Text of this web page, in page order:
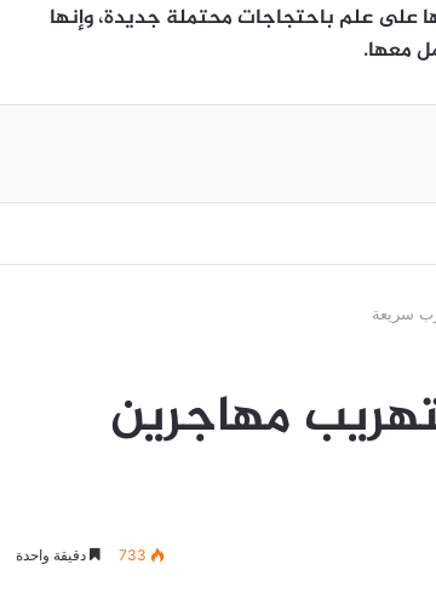
على علم باحتجاجات محتملة جديدة، وإنها
معها.